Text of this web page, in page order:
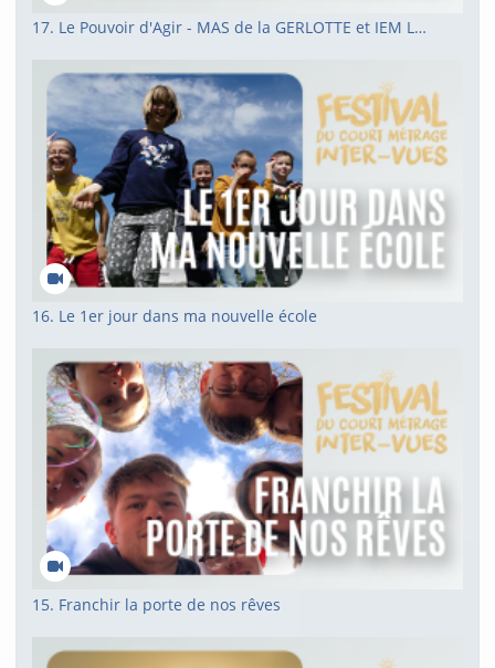
17. Le Pouvoir d'Agir - MAS de la GERLOTTE et IEM Le passage
16. Le 1er jour dans ma nouvelle école
15. Franchir la porte de nos rêves